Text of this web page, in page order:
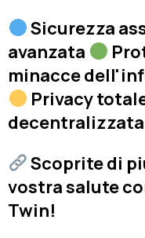
Sicurezza
avanzata
minacce
Privacy
Scoprite di
vostra salute
Twin!